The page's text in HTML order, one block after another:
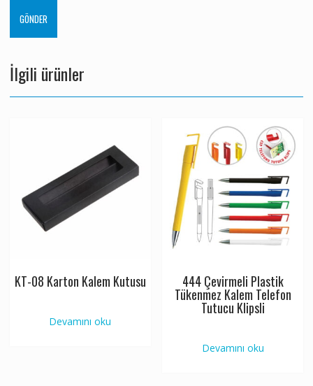
İlgili ürünler
KT-08 Karton Kalem Kutusu
Devamını oku
444 Çevirmeli Plastik
Tükenmez Kalem Telefon
Tutucu Klipsli
Devamını oku